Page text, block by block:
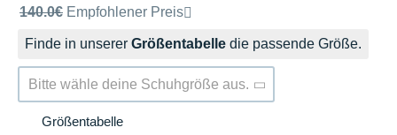
Unverbindliche Preisempfehlung der Marke
140.0€ Empfohlener Preis
Finde in unserer Größentabelle die passende Größe.
Bitte wähle deine Schuhgröße aus.
Größentabelle